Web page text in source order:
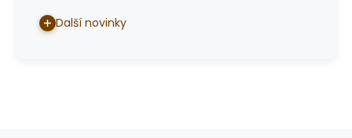
Další novinky